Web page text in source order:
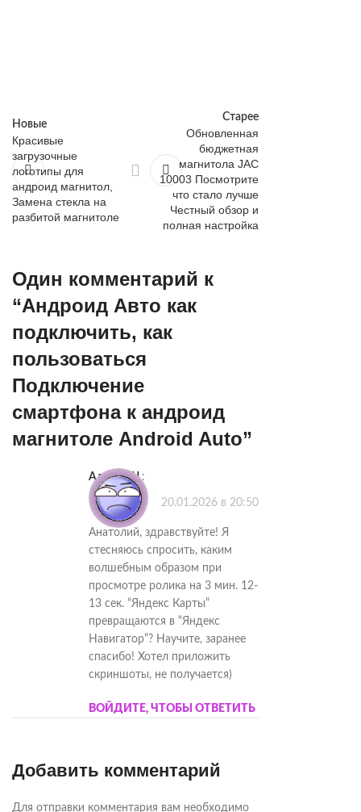
Новые
Красивые
загрузочные
логотипы для
андроид магнитол,
Замена стекла на
разбитой магнитоле
Старее
Обновленная
бюджетная
магнитола JAC
10003 Посмотрите
что стало лучше
Честный обзор и
полная настройка
Один комментарий к
“Андроид Авто как
подключить, как
пользоваться
Подключение
смартфона к андроид
магнитоле Android Auto”
АлексейЧ :
20.01.2026 в 20:50
Анатолий, здравствуйте! Я
стесняюсь спросить, каким
волшебным образом при
просмотре ролика на 3 мин. 12-
13 сек. “Яндекс Карты”
превращаются в “Яндекс
Навигатор”? Научите, заранее
спасибо! Хотел приложить
скриншоты, не получается)
ВОЙДИТЕ, ЧТОБЫ ОТВЕТИТЬ
Добавить комментарий
Для отправки комментария вам необходимо